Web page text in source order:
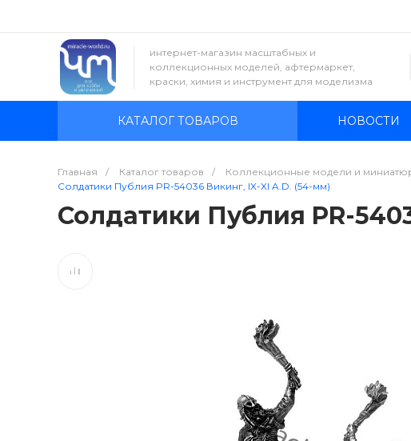
интернет-магазин масштабных и
коллекционных моделей, афтермаркет,
краски, химия и инструмент для моделизма
КАТАЛОГ ТОВАРОВ НОВОСТИ
Главная / Каталог товаров / Коллекционные модели и
Солдатики Публия PR-54036 Викинг, IX-XI A.D. (54-мм)
Солдатики Публия PR-